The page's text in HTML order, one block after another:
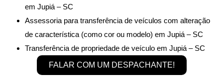
em Jupiá – SC
Assessoria para transferência de veículos com alteração
de característica (como cor ou modelo) em Jupiá – SC
Transferência de propriedade de veículo em Jupiá – SC
FALAR COM UM DESPACHANTE!